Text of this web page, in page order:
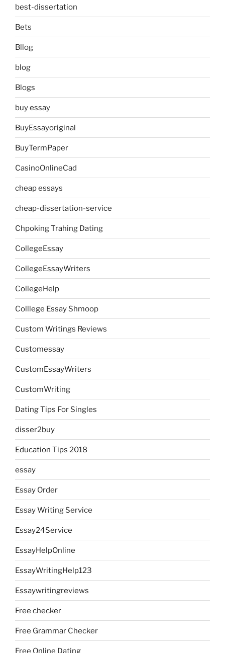
best-dissertation
Bets
Bllog
blog
Blogs
buy essay
BuyEssayoriginal
BuyTermPaper
CasinoOnlineCad
cheap essays
cheap-dissertation-service
Chpoking Trahing Dating
CollegeEssay
CollegeEssayWriters
CollegeHelp
Colllege Essay Shmoop
Custom Writings Reviews
Customessay
CustomEssayWriters
CustomWriting
Dating Tips For Singles
disser2buy
Education Tips 2018
essay
Essay Order
Essay Writing Service
Essay24Service
EssayHelpOnline
EssayWritingHelp123
Essaywritingreviews
Free checker
Free Grammar Checker
Free Online Dating